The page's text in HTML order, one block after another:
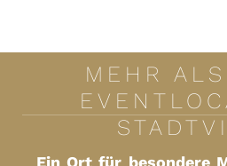
MEHR
Ein Ort für besondere